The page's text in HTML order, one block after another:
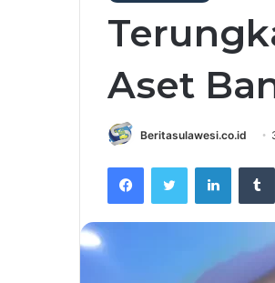
Aset
Beritasulawesi.co.id